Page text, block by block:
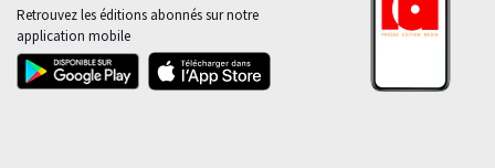
Retrouvez les éditions abonnés sur notre
application mobile